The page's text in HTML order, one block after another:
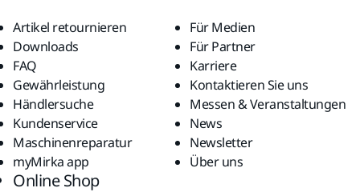
Artikel retournieren
Downloads
FAQ
Gewährleistung
Händlersuche
Kundenservice
Maschinenreparatur
myMirka app
Für Medien
Für Partner
Karriere
Kontaktieren Sie uns
Messen & Veranstaltungen
News
Newsletter
Über uns
Online Shop